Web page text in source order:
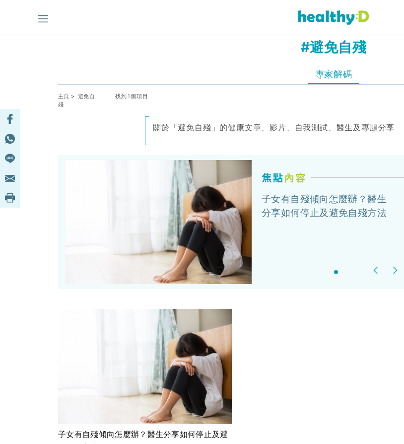
#避免自殘
專家解碼
主頁 > 避免自
殘
找到1個項目
關於「避免自殘」的健康文章、影片、自我測試、醫生及專題分享
子女有自殘傾向怎麼辦？醫生
分享如何停止及避免自殘方法
Previous
子女有自殘傾向怎麼辦？醫生分享如何停止及避